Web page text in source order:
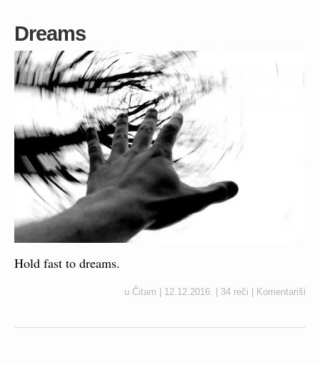
Dreams
Hold fast to dreams.
u Čitam 12.12.2016. 34 reči Komentariši